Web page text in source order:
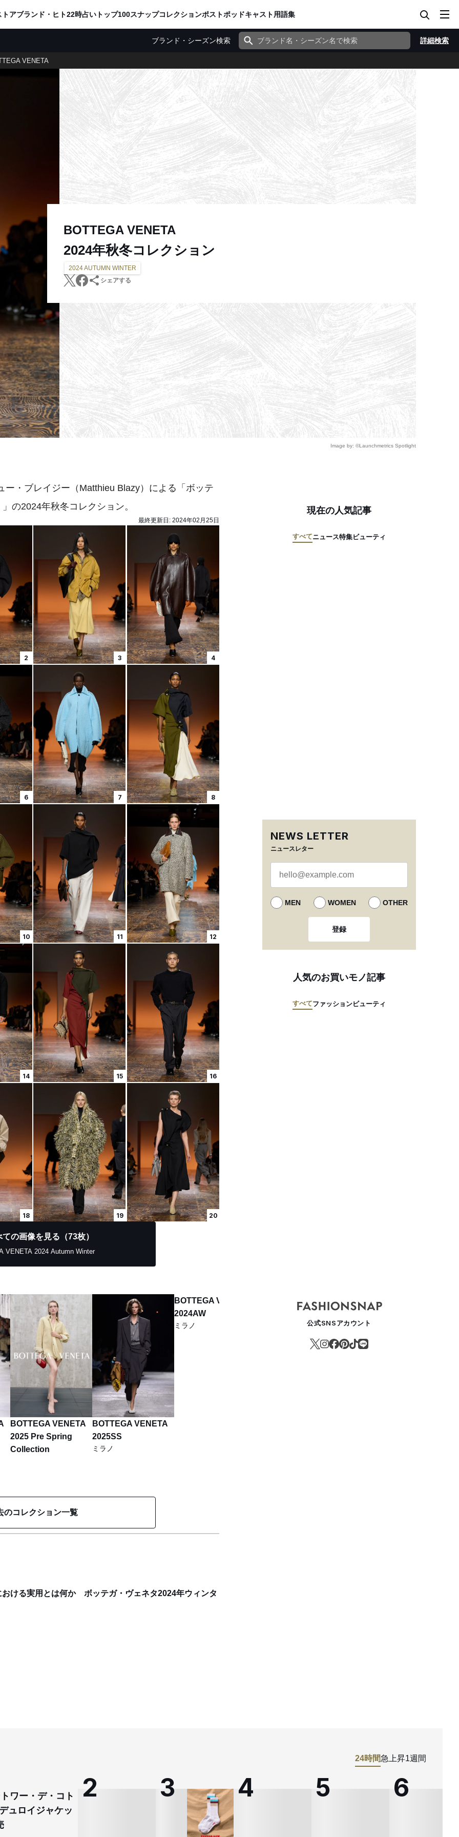
トアブランド・ヒト22時占い トップ100スナップコレクションポストポッドキャスト用語集
ブランド・シーズン検索 詳細検索
VENETA
BOTTEGA VENETA
2024年秋冬コレクション
2024 AUTUMN WINTER
シェアする
Image by: ©Launchmetrics Spotlight
・ブレイジー（Matthieu Blazy）による「ボッテ
の2024年秋冬コレクション。
最終更新日: 2024年02月25日
2 3 4
6 7 8
10 11 12
14 15 16
18 19 20
ての画像を見る（73枚）
VENETA 2024 Autumn Winter
BOTTEGA VENETA
2025 Pre Spring
Collection
BOTTEGA VENETA
2025SS
ミラノ
BOTTEGA VENETA
2024AW
ミラノ
BOTTEGA VENETA
2024 Summer
BOTTEGA VENETA
2023 Pre-Fall
のコレクション一覧
ける実用とは何か ボッテガ・ヴェネタ2024年ウィンタ
現在の人気記事
すべてニュース特集ビューティ
NEWS LETTER
ニュースレター
MEN WOMEN OTHER
登録
人気のお買いモノ記事
すべてファッションビューティ
公式SNSアカウント
24時間急上昇1週間
ワー・デ・コト
ュロイジャケッ